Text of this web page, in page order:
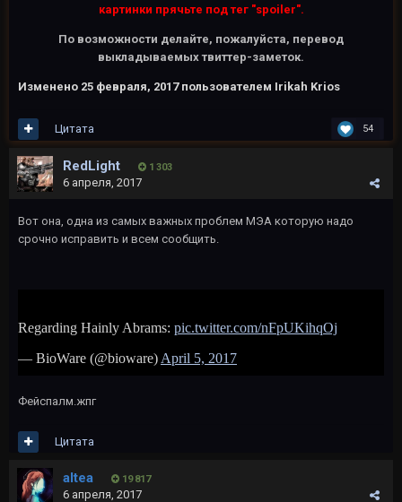
картинки прячьте под тег "spoiler".
По возможности делайте, пожалуйста, перевод
выкладываемых твиттер-заметок.
Изменено 25 февраля, 2017пользователем Irikah Krios
54
Цитата
RedLight 1 303
6 апреля, 2017
Вот она, одна из самых важных проблем МЭА которую надо
срочно исправить и всем сообщить.
Фейспалм.жпг
Цитата
altea 19 817
6 апреля, 2017